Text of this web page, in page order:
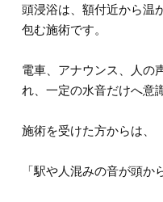
頭浸浴は、額付近から温
包む施術です。
電車、アナウンス、人の
れ、一定の水音だけへ意
施術を受けた方からは、
「駅や人混みの音が頭か